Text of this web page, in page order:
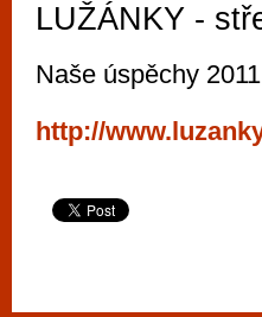
LUŽÁNKY -
Naše úspěchy 2011
http://